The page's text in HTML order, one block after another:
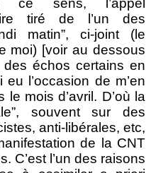
ce sens, l’appel
tiré de l’un des
matin”, ci-joint (le
moi) [voir au dessous
échos certains en
eu l’occasion de m’en
mois d’avril. D’où la
souvent sur des
anti-libérales, etc,
de la CNT
C’est l’un des raisons